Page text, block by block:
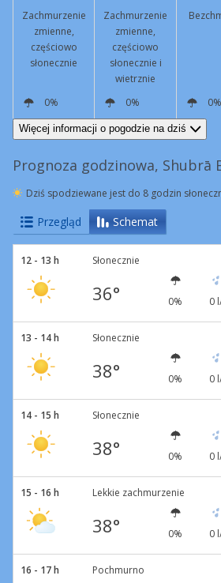
Zachmurzenie
zmienne,
częściowo
słonecznie
Zachmurzenie
zmienne,
częściowo
słonecznie i
wietrznie
0% 0% 0%
NW
9 km/h N
12 km/h
Podmuchy
43 km/h
Więcej informacji o pogodzie na dziś
Prognoza godzinowa, Shubrā
Dziś spodziewane jest do 8 godzin
Przegląd Schemat
12 - 13 h Słonecznie
36° 0% 0
13 - 14 h Słonecznie
38° 0% 0
14 - 15 h Słonecznie
38° 0% 0
15 - 16 h Lekkie zachmurzenie
38° 0% 0
16 - 17 h Pochmurno